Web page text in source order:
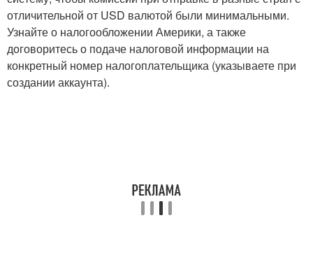
отличительной от USD валютой были минимальными.
Узнайте о налогообложении Америки, а также
договоритесь о подаче налоговой информации на
конкретный номер налогоплательщика (указываете при
создании аккаунта).